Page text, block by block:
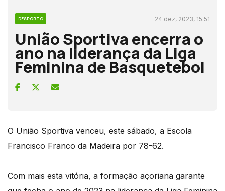
DESPORTO 24 dez, 2023, 15:51
União Sportiva encerra o
ano na liderança da Liga
Feminina de Basquetebol
O União Sportiva venceu, este sábado, a Escola
Francisco Franco da Madeira por 78-62.
Com mais esta vitória, a formação açoriana garante